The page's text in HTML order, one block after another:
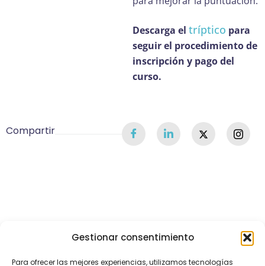
Gestionar consentimiento
Para ofrecer las mejores experiencias, utilizamos tecnologías
Descarga el tríptico para
seguir el procedimiento de
inscripción y pago del
curso.
Compartir